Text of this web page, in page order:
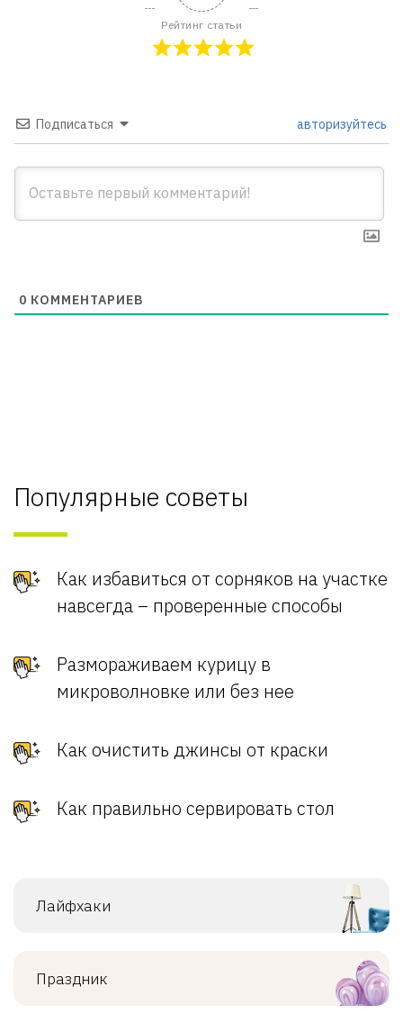
Рейтинг статьи
Подписаться авторизуйтесь
0 КОММЕНТАРИЕВ
Популярные советы
Как избавиться от сорняков на участке
навсегда – проверенные способы
Размораживаем курицу в
микроволновке или без нее
Как очистить джинсы от краски
Как правильно сервировать стол
Лайфхаки
Праздник